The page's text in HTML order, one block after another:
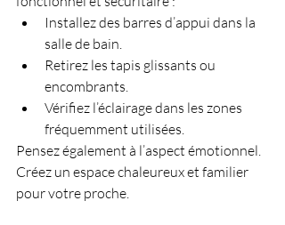
Installez des barres d’appui dans la
salle de bain.
Retirez les tapis glissants ou
encombrants.
Vérifiez l’éclairage dans les zones
fréquemment utilisées.
Pensez également à l’aspect émotionnel.
Créez un espace chaleureux et familier
pour votre proche.